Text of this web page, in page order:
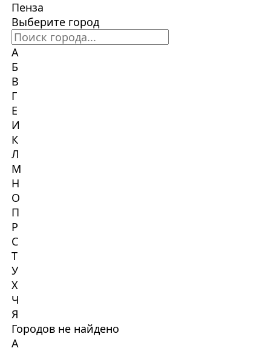
Пенза
Выберите город
А
Б
В
Г
Е
И
К
Л
М
Н
О
П
Р
С
Т
У
Х
Ч
Я
Городов не найдено
А